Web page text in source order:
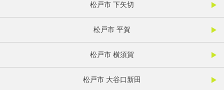
松戸市 下矢切
松戸市 平賀
松戸市 横須賀
松戸市 大谷口新田